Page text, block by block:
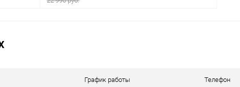
График работы Телефон